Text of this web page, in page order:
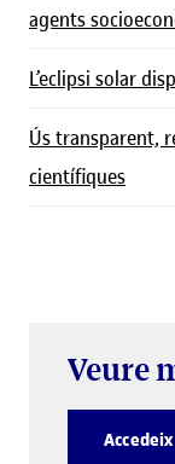
agents
L’eclipsi solar
Ús transparent,
científiques
Veure
Accedeix